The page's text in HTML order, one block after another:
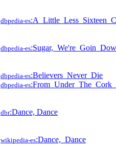
dbpedia-es
dbpedia-es
dbpedia-es:Believers_Never_Die
dbpedia-es
dbr:Dance, Dance
wikipedia-es:Dance,_Dance